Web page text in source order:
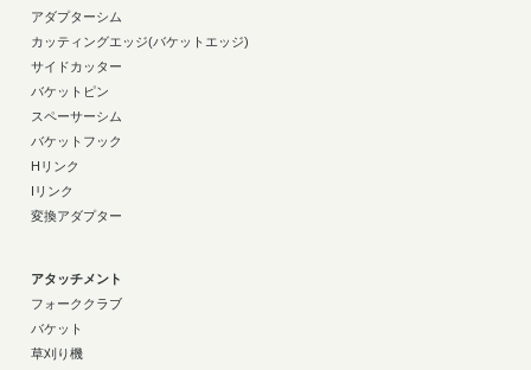
アダプターシム
カッティングエッジ(バケットエッジ)
サイドカッター
バケットピン
スペーサーシム
バケットフック
Hリンク
Iリンク
変換アダプター
アタッチメント
フォーククラブ
バケット
草刈り機